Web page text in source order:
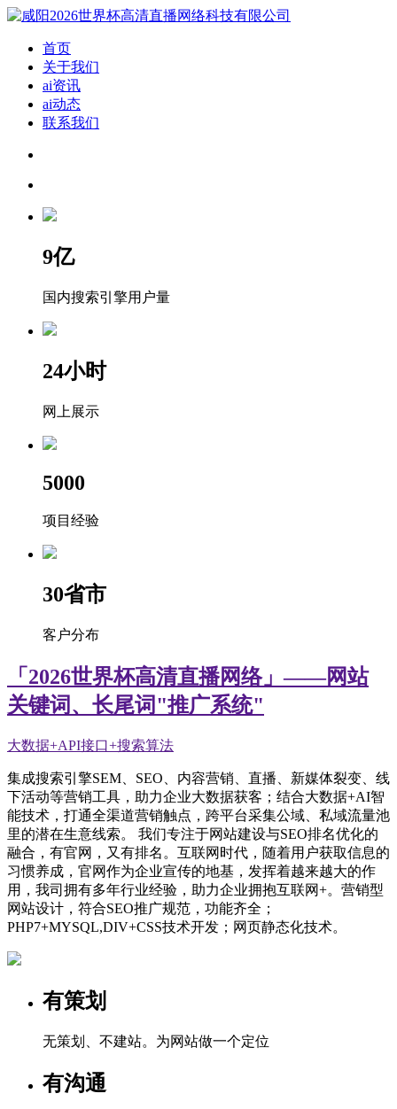
首页
关于我们
ai资讯
ai动态
联系我们
9亿
国内搜索引擎用户量
24小时
网上展示
5000
项目经验
30省市
客户分布
「2026世界杯高清直播网络」——网站
关键词、长尾词"推广系统"
大数据+API接口+搜索算法
集成搜索引擎SEM、SEO、内容营销、直播、新媒体裂变、线
下活动等营销工具，助力企业大数据获客；结合大数据+AI智
能技术，打通全渠道营销触点，跨平台采集公域、私域流量池
里的潜在生意线索。 我们专注于网站建设与SEO排名优化的
融合，有官网，又有排名。互联网时代，随着用户获取信息的
习惯养成，官网作为企业宣传的地基，发挥着越来越大的作
用，我司拥有多年行业经验，助力企业拥抱互联网+。营销型
网站设计，符合SEO推广规范，功能齐全；
PHP7+MYSQL,DIV+CSS技术开发；网页静态化技术。
有策划
无策划、不建站。为网站做一个定位
有沟通